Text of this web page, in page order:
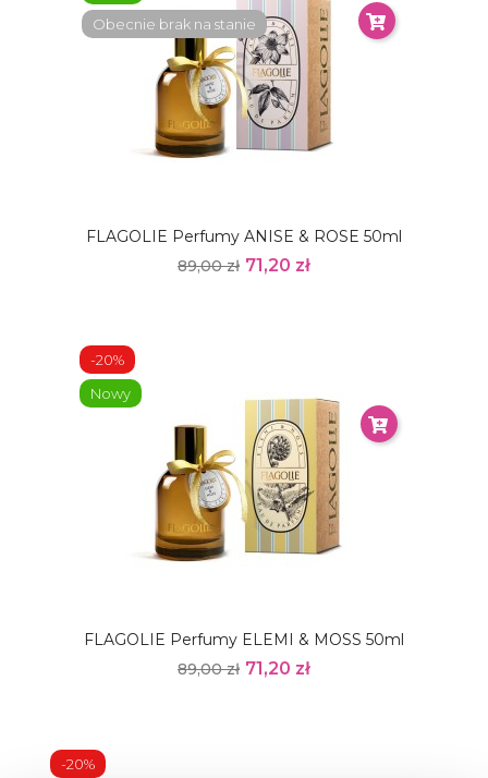
FLAGOLIE Perfumy ANISE & ROSE 50ml
89,00 zł 71,20 zł
Obecnie brak na stanie
FLAGOLIE Perfumy ELEMI & MOSS 50ml
89,00 zł 71,20 zł
-20%
Nowy
-20%